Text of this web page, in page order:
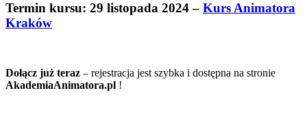
Termin kursu: 29 listopada 2024 – Kurs Animatora
Kraków
Dołącz już teraz – rejestracja jest szybka i dostępna na stronie
AkademiaAnimatora.pl !